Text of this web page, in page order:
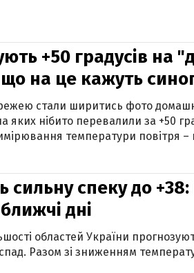
+50 градусів на
на це кажуть
стали ширитись фото
яких нібито перевалили за +50
температури повітря –
сильну спеку до
дні
областей України
Разом зі зниженням